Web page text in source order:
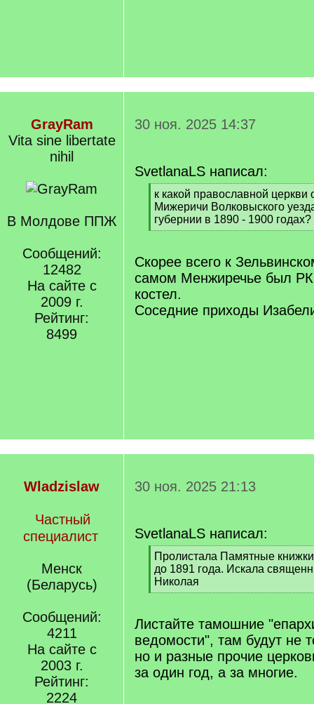
GrayRam
Vita sine libertate
nihil
В Молдове ППЖ
Сообщений:
12482
На сайте с
2009 г.
Рейтинг:
8499
30 ноя. 2025 14:37
SvetlanaLS написал:
[
q
]
к какой православной церкви
Мижеричи Волковыского
губернии в 1890 - 1900 годах?
[
q
]
Скорее всего к
самом Менжиречье был РК
костел.
Соседние приходы
Wladzislaw
Частный
специалист
Менск
(Беларусь)
Сообщений:
4211
На сайте с
2003 г.
Рейтинг:
2224
30 ноя. 2025 21:13
SvetlanaLS написал:
[
q
]
Пролистала Памятные
до 1891 года. Искала
Николая
[
q
]
Листайте тамошние
ведомости", там будут не
но и разные прочие
за один год, а за многие.